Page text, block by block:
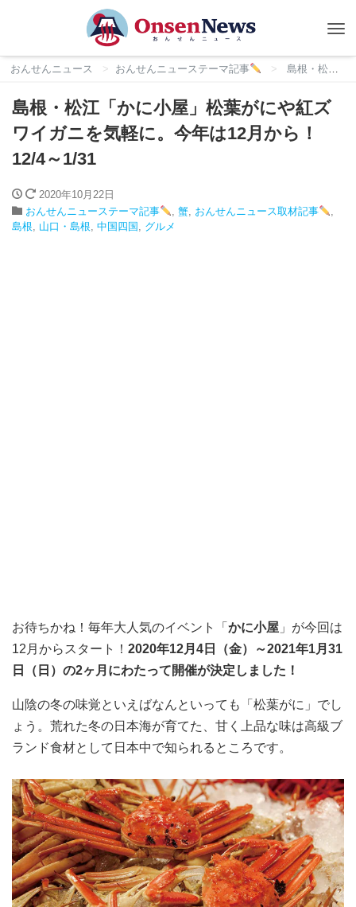
おんせんニュース おんせんニューステーマ記事 島根・松江「かに小屋」松葉がにや紅ズワイガニを気軽に。今年は12月から！12/4～1/31
島根・松江「かに小屋」松葉がにや紅ズ
ワイガニを気軽に。今年は12月から！
12/4～1/31
2020年10月22日
おんせんニューステーマ記事
, 蟹, おんせんニュース取材記事
,
島根, 山口・島根, 中国四国 , グルメ
お待ちかね！毎年大人気のイベント「 かに小屋 」が今回は
12月からスタート！ 2020年12月4日（金）～2021年1月31
日（日）の2ヶ月にわたって開催が決定しました！
山陰の冬の味覚といえばなんといっても「松葉がに」でし
ょう。荒れた冬の日本海が育てた、甘く上品な味は高級ブ
ランド食材として日本中で知られるところです。